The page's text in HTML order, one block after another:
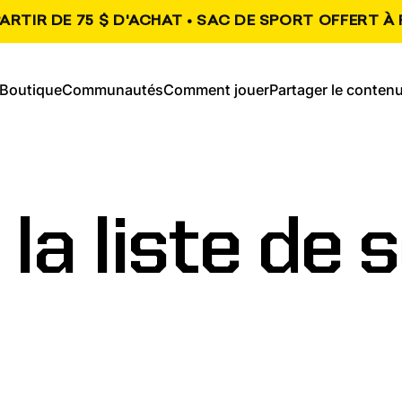
DE 75 $ D'ACHAT • SAC DE SPORT OFFERT
BoutiqueCommunautésComment jouerPartager le contenu
la liste de